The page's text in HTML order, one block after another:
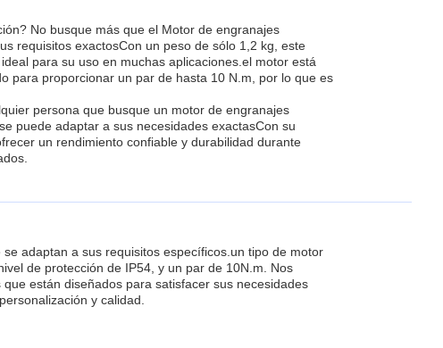
No busque más que el Motor de engranajes
requisitos exactosCon un peso de sólo 1,2 kg, este
para su uso en muchas aplicaciones.el motor está
para proporcionar un par de hasta 10 N.m, por lo que es
persona que busque un motor de engranajes
puede adaptar a sus necesidades exactasCon su
un rendimiento confiable y durabilidad durante
adaptan a sus requisitos específicos.un tipo de motor
de protección de IP54, y un par de 10N.m. Nos
están diseñados para satisfacer sus necesidades
y calidad.